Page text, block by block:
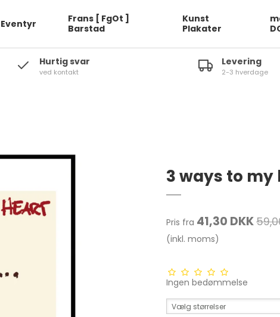
Eventyr
Frans [ FgOt ]
Barstad
Kunst
Plakater
Hurtig svar
ved kontakt
Levering
2-3 hverdage
3 ways to my
Pris fra 41,30 DKK
(inkl. moms)
Ingen bedømmelse
Vælg størrelser